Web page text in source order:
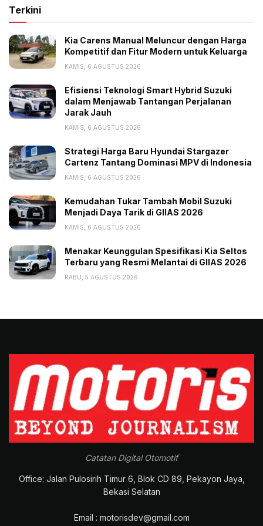
Vauxhall Corsa Facelift
Terkini
Kia Carens Manual Meluncur dengan Harga
Kompetitif dan Fitur Modern untuk Keluarga
KAMIS, 6 AGUSTUS 2026
Efisiensi Teknologi Smart Hybrid Suzuki
dalam Menjawab Tantangan Perjalanan
Jarak Jauh
KAMIS, 6 AGUSTUS 2026
Strategi Harga Baru Hyundai Stargazer
Cartenz Tantang Dominasi MPV di Indonesia
KAMIS, 6 AGUSTUS 2026
Kemudahan Tukar Tambah Mobil Suzuki
Menjadi Daya Tarik di GIIAS 2026
KAMIS, 6 AGUSTUS 2026
Menakar Keunggulan Spesifikasi Kia Seltos
Terbaru yang Resmi Melantai di GIIAS 2026
RABU, 5 AGUSTUS 2026
Catatan Digital Otomotif
Office: Jalan Pulosirih Timur 6, Blok CD 89, Pekayon Jaya,
Bekasi Selatan
Email : motorisdev@gmail.com